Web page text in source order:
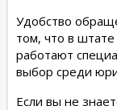
Удобство
том, что в
работают
выбор среди
Если вы не